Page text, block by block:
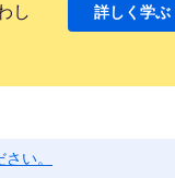
し
詳しく学ぶ
い。